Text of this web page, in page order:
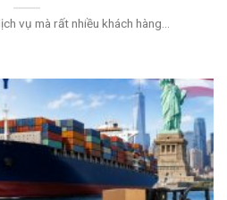
vụ mà rất nhiều khách hàng...